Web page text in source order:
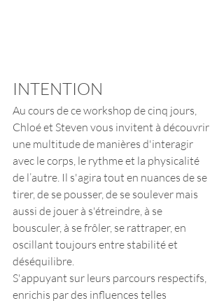
INTENTION
Au cours de ce workshop de cinq jours,
Chloé et Steven vous invitent à découvrir
une multitude de manières d'interagir
avec le corps, le rythme et la physicalité
de l’autre. Il s'agira tout en nuances de se
tirer, de se pousser, de se soulever mais
aussi de jouer à s'étreindre, à se
bousculer, à se frôler, se rattraper, en
oscillant toujours entre stabilité et
déséquilibre.
S'appuyant sur leurs parcours respectifs,
enrichis par des influences telles